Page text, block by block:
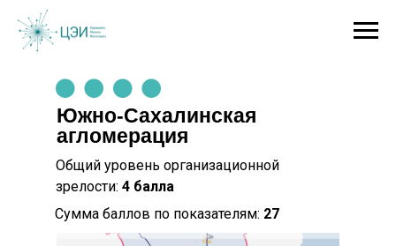
Южно-Сахалинская
агломерация
Общий уровень организационной
зрелости: 4 балла
Сумма баллов по показателям: 27